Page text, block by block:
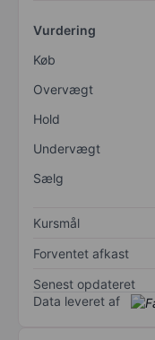
Vurdering
Køb
Overvægt
Hold
Undervægt
Sælg
Kursmål
Forventet afkast
Senest opdateret
Data leveret af